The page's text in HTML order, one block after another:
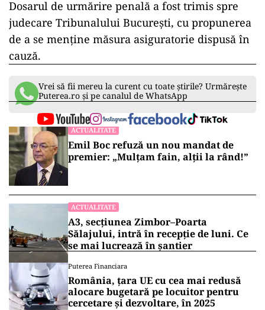
Dosarul de urmărire penală a fost trimis spre
judecare Tribunalului București, cu propunerea
de a se menține măsura asiguratorie dispusă în
cauză.
Vrei să fii mereu la curent cu toate știrile? Urmărește
Puterea.ro și pe canalul de WhatsApp
ACTUALITATE
Emil Boc refuză un nou mandat de
premier: „Mulțam fain, alții la rând!”
ACTUALITATE
A3, secțiunea Zimbor–Poarta
Sălajului, intră în recepție de luni. Ce
se mai lucrează în șantier
Puterea Financiara
România, țara UE cu cea mai redusă
alocare bugetară pe locuitor pentru
cercetare și dezvoltare, în 2025